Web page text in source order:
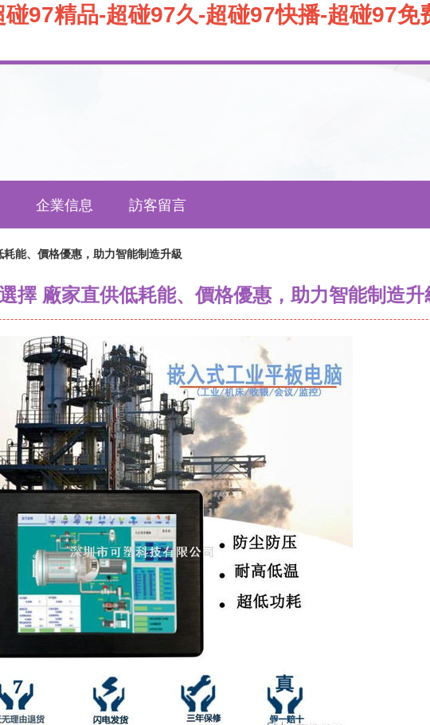
97精品-超碰97久-超碰97快播-超碰97免
企業信息 訪客留言
能、價格優惠，助力智能制造升級
擇 廠家直供低耗能、價格優惠，助力智能制造升